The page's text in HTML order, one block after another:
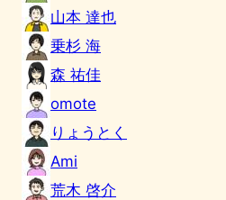
山本 達也
乗杉 海
森 祐佳
omote
りょうとく
Ami
荒木 啓介